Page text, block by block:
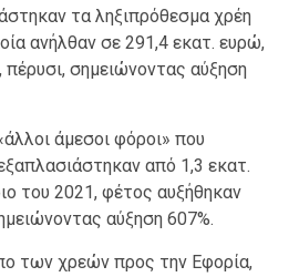
τα ληξιπρόθεσμα χρέη
ανήλθαν σε 291,4 εκατ. ευρώ,
σημειώνοντας αύξηση
άμεσοι φόροι» που
από 1,3 εκατ.
του 2021, φέτος αυξήθηκαν
αύξηση 607%.
των χρεών προς την Εφορία,